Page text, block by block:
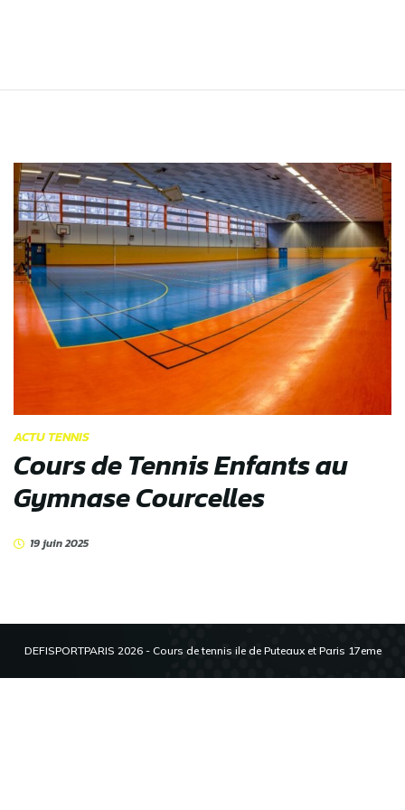
STAGES DE TENNIS
PHOTOS
BOUTIQUE
CONTACT
ACTU TENNIS
Cours de Tennis Enfants au
Gymnase Courcelles
19 juin 2025
DEFISPORTPARIS 2026 - Cours de tennis ile de Puteaux et Paris 17eme